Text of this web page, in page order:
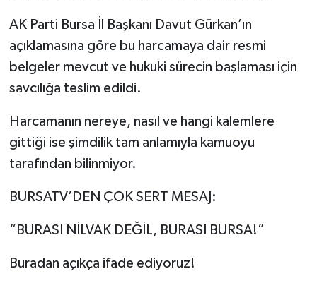
AK Parti Bursa İl Başkanı Davut Gürkan’ın
açıklamasına göre bu harcamaya dair resmi
belgeler mevcut ve hukuki sürecin başlaması için
savcılığa teslim edildi.
Harcamanın nereye, nasıl ve hangi kalemlere
gittiği ise şimdilik tam anlamıyla kamuoyu
tarafından bilinmiyor.
BURSATV’DEN ÇOK SERT MESAJ:
“BURASI NİLVAK DEĞİL, BURASI BURSA!”
Buradan açıkça ifade ediyoruz!